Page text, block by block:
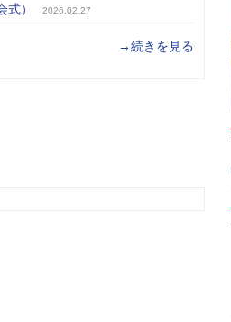
式）
2026.02.27
→続きを見る